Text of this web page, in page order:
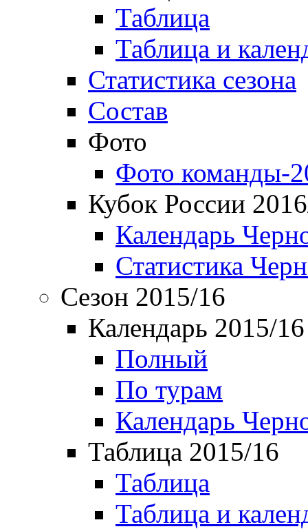
Таблица
Таблица и
Статистика сезона
Состав
Фото
Фото команды-
Кубок России
Календарь
Статистика
Сезон 2015/16
Календарь 2015/16
Полный
По турам
Календарь
Таблица 2015/16
Таблица
Таблица и